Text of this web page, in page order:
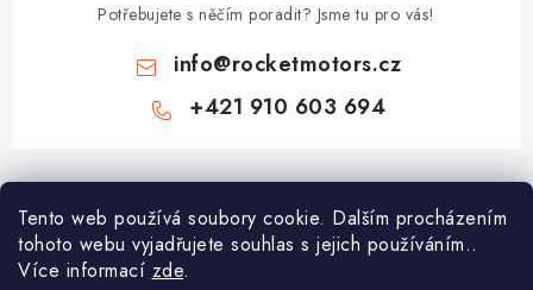
Tento web používá soubory cookie. Dalším procházením
tohoto webu vyjadřujete souhlas s jejich používáním..
Více informací zde.
Potřebujete s něčím poradit? Jsme tu pro vás!
info@rocketmotors.cz
+421 910 603 694
Z
á
Najdete nás
Informace pro vás